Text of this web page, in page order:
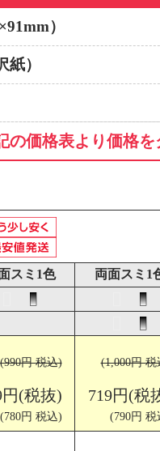
）
紙）
の価格表より価格
スミ1色
両面スミ1
(990円 税込)
円(税抜)
(780円 税込)
(1,000円 税
719円(税
(790円 税